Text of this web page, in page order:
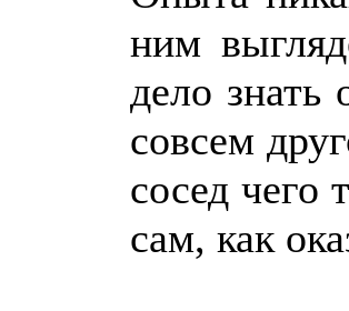
ним
дело
совсем
сосед чего
сам, как